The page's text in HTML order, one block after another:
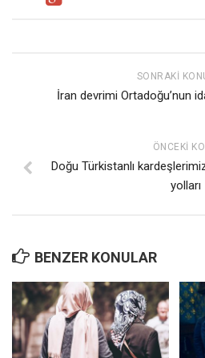
SONRAKI
İran devrimi Ortadoğu’nun
ÖNCEKI
Doğu Türkistanlı
yolları
BENZER KONULAR